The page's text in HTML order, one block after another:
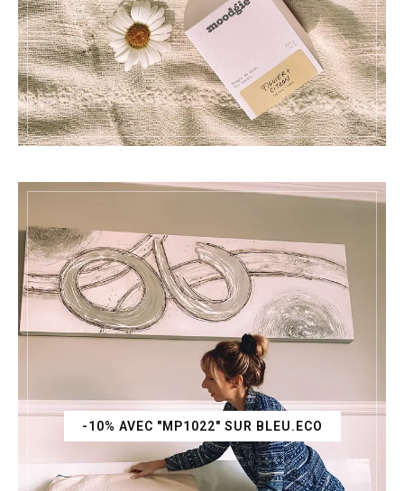
-10% AVEC "MP1022" SUR BLEU.ECO